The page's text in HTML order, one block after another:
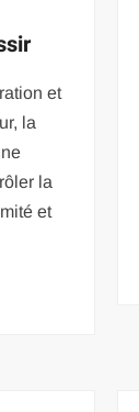
et
la
la
et